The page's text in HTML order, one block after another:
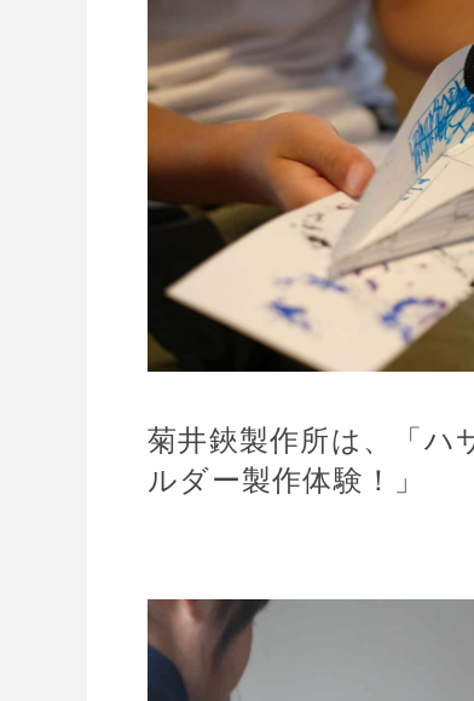
菊井鋏製作所は、「ハ
ルダー製作体験！」